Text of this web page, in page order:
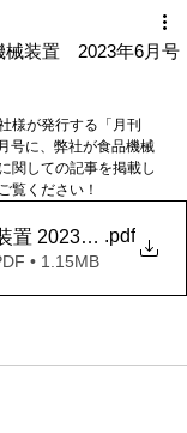
械装置 2023年6月号
様が発行する「月刊
号に、弊社が食品機械
関しての記事を掲載し
覧ください！
置 2023年6月
.pdf
• 1.15MB